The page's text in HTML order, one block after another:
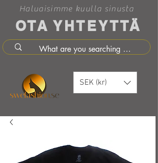
OTA YHTEYTTÄ
Haluaisimme kuulla sinusta
SEK (kr)